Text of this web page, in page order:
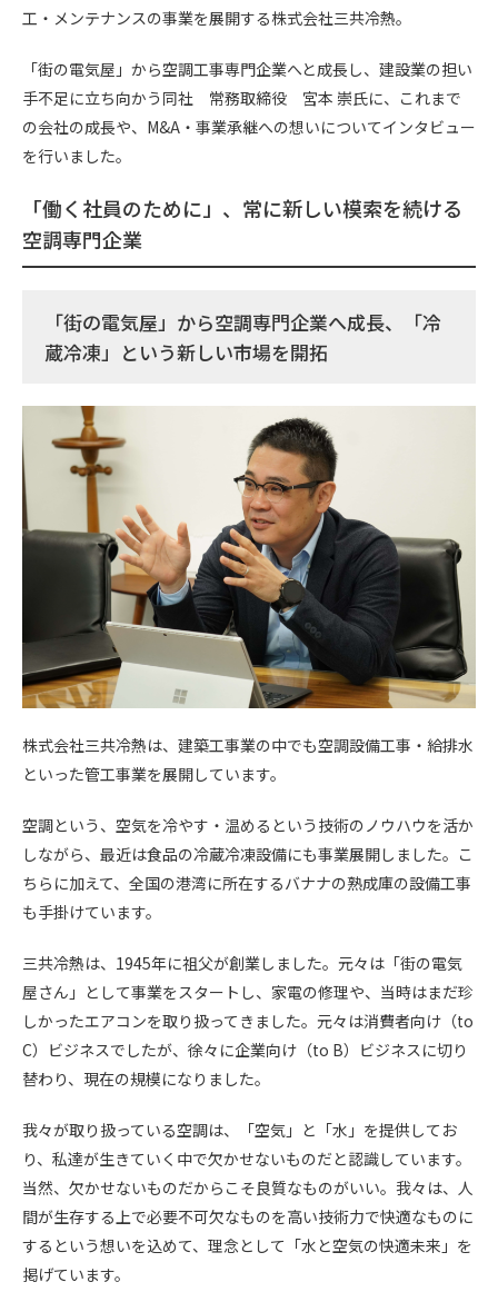
o
o
k
a
工・メンテナンスの事業を展開する株式会社三共冷熱。
「街の電気屋」から空調工事専門企業へと成長し、建設業の担い
手不足に立ち向かう同社 常務取締役 宮本 崇氏に、これまで
の会社の成長や、M&A・事業承継への想いについてインタビュー
を行いました。
「働く社員のために」、常に新しい模索を続ける
空調専門企業
「街の電気屋」から空調専門企業へ成長、「冷
蔵冷凍」という新しい市場を開拓
株式会社三共冷熱は、建築工事業の中でも空調設備工事・給排水
といった管工事業を展開しています。
空調という、空気を冷やす・温めるという技術のノウハウを活か
しながら、最近は食品の冷蔵冷凍設備にも事業展開しました。こ
ちらに加えて、全国の港湾に所在するバナナの熟成庫の設備工事
も手掛けています。
三共冷熱は、1945年に祖父が創業しました。元々は「街の電気
屋さん」として事業をスタートし、家電の修理や、当時はまだ珍
しかったエアコンを取り扱ってきました。元々は消費者向け（to
C）ビジネスでしたが、徐々に企業向け（to B）ビジネスに切り
替わり、現在の規模になりました。
我々が取り扱っている空調は、「空気」と「水」を提供してお
り、私達が生きていく中で欠かせないものだと認識しています。
当然、欠かせないものだからこそ良質なものがいい。我々は、人
間が生存する上で必要不可欠なものを高い技術力で快適なものに
するという想いを込めて、理念として「水と空気の快適未来」を
掲げています。